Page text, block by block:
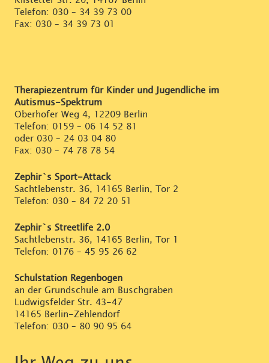
Telefon: 030 – 34 39 73 00
Fax: 030 – 34 39 73 01
Therapiezentrum für Kinder und Jugendliche im
Autismus-Spektrum
Oberhofer Weg 4, 12209 Berlin
Telefon: 0159 – 06 14 52 81
oder 030 – 24 03 04 80
Fax: 030 – 74 78 78 54
Zephir`s Sport-Attack
Sachtlebenstr. 36, 14165 Berlin, Tor 2
Telefon: 030 – 84 72 20 51
Zephir`s Streetlife 2.0
Sachtlebenstr. 36, 14165 Berlin, Tor 1
Telefon: 0176 – 45 95 26 62
Schulstation Regenbogen
an der Grundschule am Buschgraben
Ludwigsfelder Str. 43-47
14165 Berlin-Zehlendorf
Telefon: 030 – 80 90 95 64